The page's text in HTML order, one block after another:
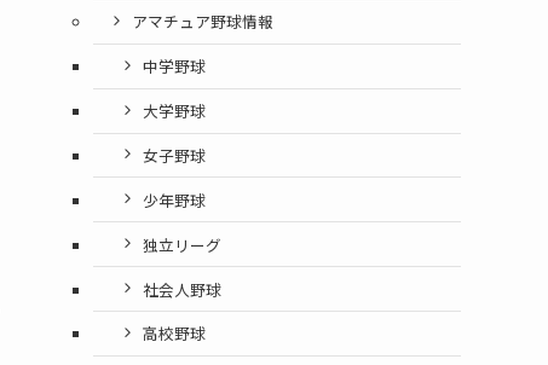
アマチュア野球情報
中学野球
大学野球
女子野球
少年野球
独立リーグ
社会人野球
高校野球